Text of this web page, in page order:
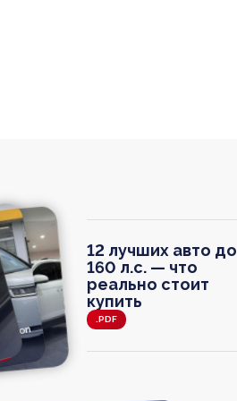
000
12 лучших авто до
160 л.с. — что
реально стоит
купить
.PDF